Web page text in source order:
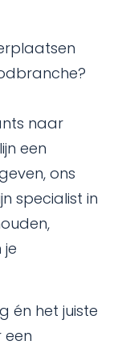
naar
een
ons
specialist in
én het juiste